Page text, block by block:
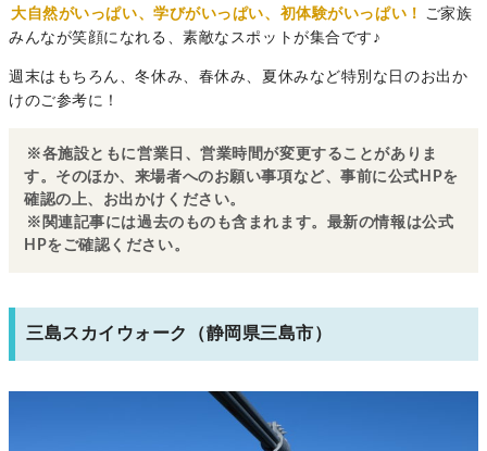
大自然がいっぱい、学びがいっぱい、初体験がいっぱい！
ご家族
みんなが笑顔になれる、素敵なスポットが集合です♪
週末はもちろん、冬休み、春休み、夏休みなど特別な日のお出か
けのご参考に！
※各施設ともに営業日、営業時間が変更することがありま
す。そのほか、来場者へのお願い事項など、事前に公式HPを
確認の上、お出かけください。
※関連記事には過去のものも含まれます。最新の情報は公式
HPをご確認ください。
三島スカイウォーク（静岡県三島市）